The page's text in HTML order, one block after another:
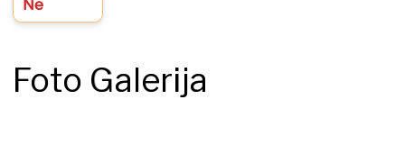
Ne
Foto Galerija